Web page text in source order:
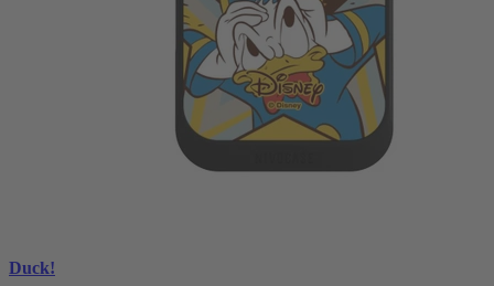
Duck!